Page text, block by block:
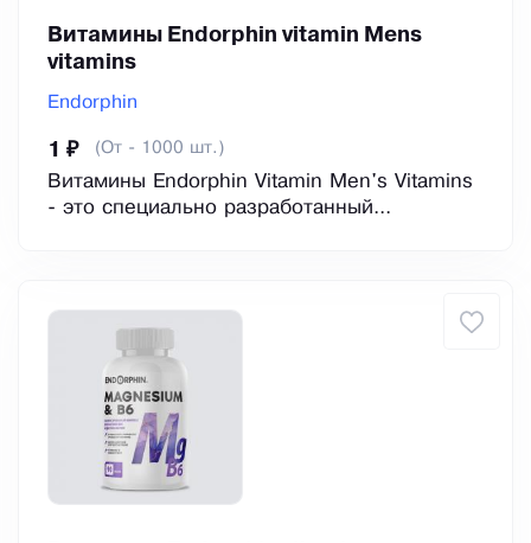
Витамины Endorphin vitamin Mens
vitamins
Endorphin
1 ₽ (От - 1000 шт.)
Витамины Endorphin Vitamin Men's Vitamins
- это специально разработанный...